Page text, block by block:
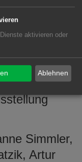
besuchen,
bei einem
Chöre
Simmler,
Artur
aktivieren oder
Ablehnen